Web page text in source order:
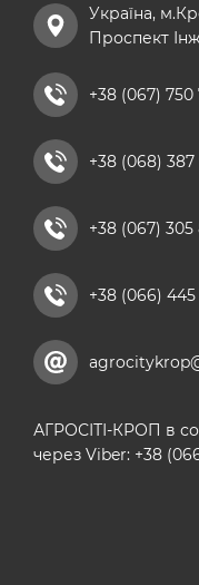
хелатні добрива
добриво універсальне
рідкі азотні добрива
кальцієві добрива
Україна,
Проспект
+38 (067) 750
+38 (068) 387
+38 (067)
+38 (066) 445
АГРОСІТІ-КРОП в
через Viber: +38